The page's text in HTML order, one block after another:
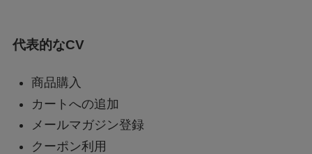
代表的なCV
商品購入
カートへの追加
メールマガジン登録
クーポン利用